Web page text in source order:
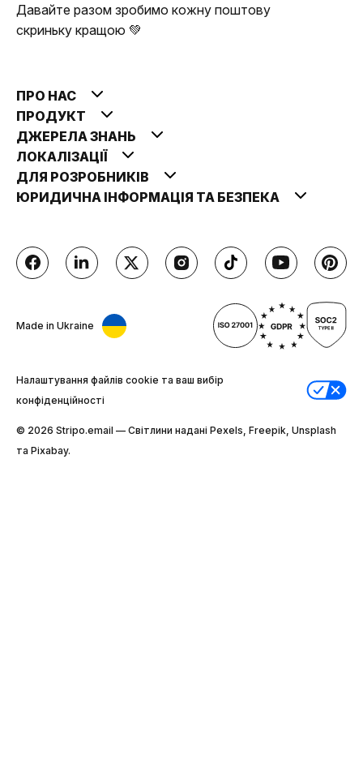
Давайте разом зробимо кожну поштову
скриньку кращою 💚
ПРО НАС
ПРОДУКТ
ДЖЕРЕЛА ЗНАНЬ
ЛОКАЛІЗАЦІЇ
ДЛЯ РОЗРОБНИКІВ
ЮРИДИЧНА ІНФОРМАЦІЯ ТА БЕЗПЕКА
Made in Ukraine
Налаштування файлів cookie та ваш вибір
конфіденційності
© 2026 Stripо.email — Світлини надані Pexels, Freepik, Unsplash
та Pixabay.